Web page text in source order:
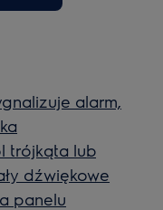
alarm,
trójkąta lub
dźwiękowe
panelu